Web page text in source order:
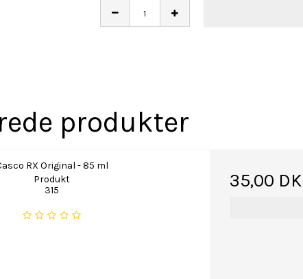
produkter
RX Original - 85 ml
Produkt
315
35,00